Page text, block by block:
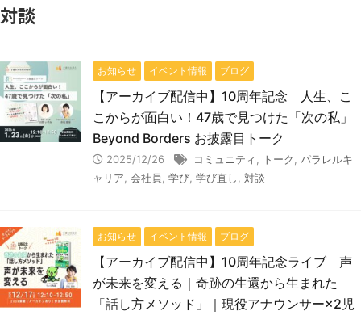
対談
お知らせ イベント情報 ブログ
【アーカイブ配信中】10周年記念 人生、こ
こからが面白い！47歳で見つけた「次の私」
Beyond Borders お披露目トーク
2025/12/26 コミュニティ トーク
パラレルキ
ャリア 会社員 学び 学び直し 対談
お知らせ イベント情報 ブログ
【アーカイブ配信中】10周年記念ライブ 声
が未来を変える｜奇跡の生還から生まれた
「話し方メソッド」｜現役アナウンサー×2児